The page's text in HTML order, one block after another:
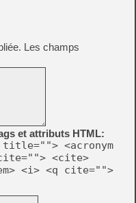
Les champs
et attributs HTML:
<acronym
<cite>
<i> <q cite="">